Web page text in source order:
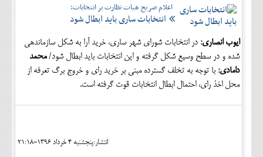
اعلام صریح هیات نظارت بر انتخابات:
انتخابات ساری باید ابطال شود
ایوب انصاری: در انتخابات شورای شهر ساری، خرید آرا به شکل سازماندهی
شده و در سطح وسیع شکل گرفته و این انتخابات باید ابطال شود/محمد
دامادی: با توجه به تخلف گسترده مبنی بر خرید رای و خروج برگ تعرفه از
محل اخذ رای، احتمال ابطال انتخابات قوت گرفته است.
انتشار:پنجشنبه 4 خرداد 1396-21:18